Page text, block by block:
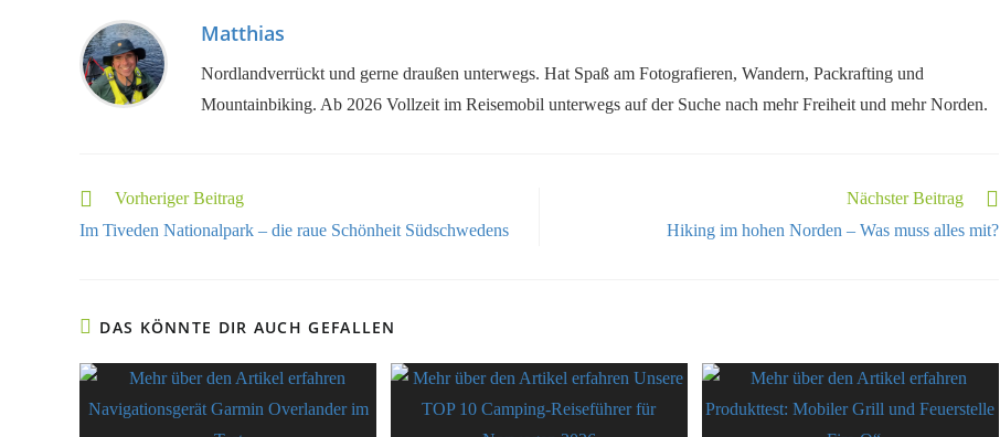
Matthias
Nordlandverrückt und gerne draußen unterwegs. Hat Spaß am Fotografieren, Wandern, Packrafting und
Mountainbiking. Ab 2026 Vollzeit im Reisemobil unterwegs auf der Suche nach mehr Freiheit und mehr Norden.
Vorheriger Beitrag
Im Tiveden Nationalpark – die raue Schönheit Südschwedens
Nächster Beitrag
Hiking im hohen Norden – Was muss alles mit?
DAS KÖNNTE DIR AUCH GEFALLEN